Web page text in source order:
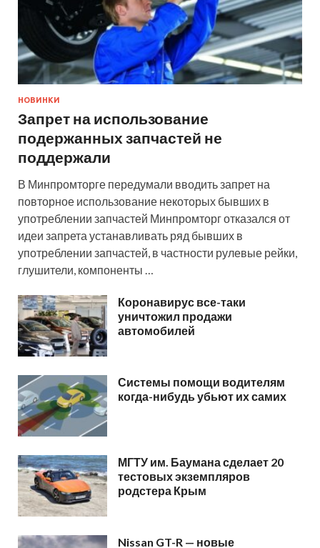
НОВИНКИ
Запрет на использование
подержанных запчастей не
поддержали
В Минпромторге передумали вводить запрет на
повторное использование некоторых бывших в
употреблении запчастей Минпромторг отказался от
идеи запрета устанавливать ряд бывших в
употреблении запчастей, в частности рулевые рейки,
глушители, компоненты …
Коронавирус все-таки
уничтожил продажи
автомобилей
Системы помощи водителям
когда-нибудь убьют их самих
МГТУ им. Баумана сделает 20
тестовых экземпляров
родстера Крым
Nissan GT-R — новые